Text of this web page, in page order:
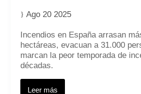
Ago 20 2025
Incendios en España arrasan
hectáreas, evacuan a 31.000
marcan la peor temporada de
décadas.
Leer más